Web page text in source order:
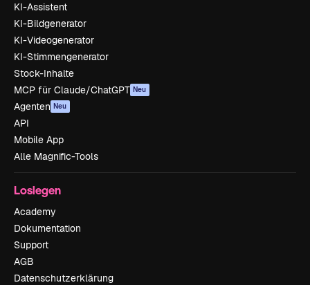
KI-Assistent
KI-Bildgenerator
KI-Videogenerator
KI-Stimmengenerator
Stock-Inhalte
MCP für Claude/ChatGPT Neu
Agenten Neu
API
Mobile App
Alle Magnific-Tools
Loslegen
Academy
Dokumentation
Support
AGB
Datenschutzerklärung